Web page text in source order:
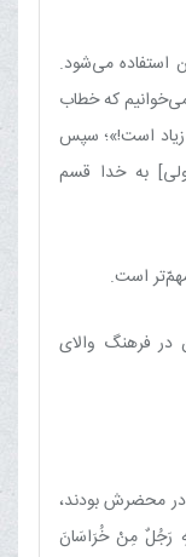
استفاده می‌شود.
كه خطاب
زیاد است!»؛ سپس
به خدا قسم
است.
در فرهنگ والای
محضرش بودند،
رَجُلٌ مِنْ خُرَاسَانَ